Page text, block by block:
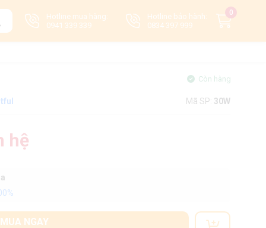
Hotline mua hàng:
0941 339 339
Hotline bảo hành:
0834 397 999
0
Còn hàng
Mã SP: 30W
hệ
MUA NGAY